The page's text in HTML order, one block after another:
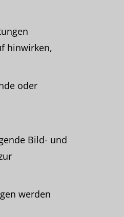
hinwirken,
oder
Bild- und
werden